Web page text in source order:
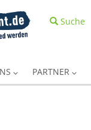
Suche
PARTNER